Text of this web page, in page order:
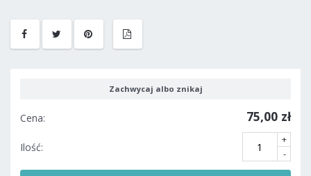
Zachwycaj albo znikaj
Cena: 75,00 zł
Ilość:
+
-